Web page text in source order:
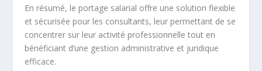
En résumé, le portage salarial offre une solution flexible
et sécurisée pour les consultants, leur permettant de se
concentrer sur leur activité professionnelle tout en
bénéficiant d’une gestion administrative et juridique
efficace.